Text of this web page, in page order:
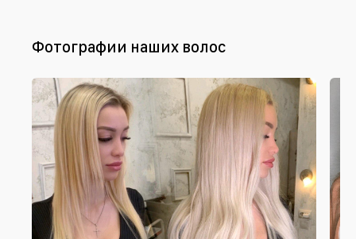
Фотографии наших волос